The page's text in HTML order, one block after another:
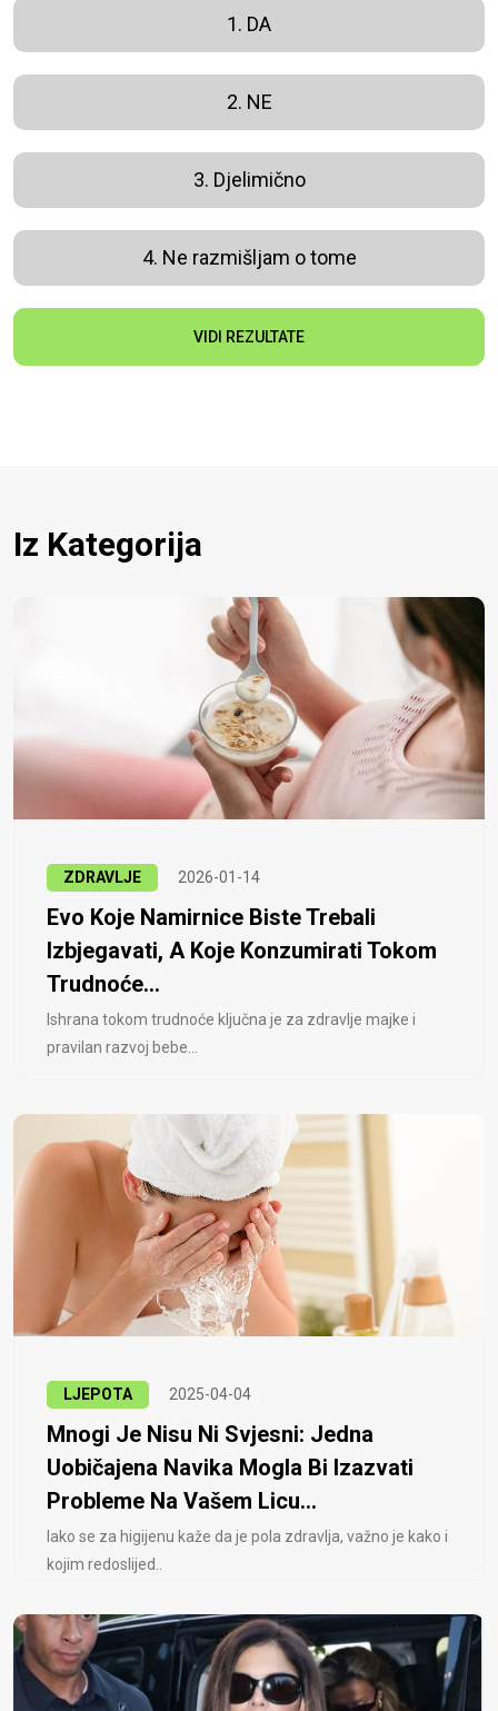
1. DA
2. NE
3. Djelimično
4. Ne razmišljam o tome
VIDI REZULTATE
Iz Kategorija
ZDRAVLJE 2026-01-14
Evo Koje Namirnice Biste Trebali
Izbjegavati, A Koje Konzumirati Tokom
Trudnoće...
Ishrana tokom trudnoće ključna je za zdravlje majke i
pravilan razvoj bebe...
LJEPOTA 2025-04-04
Mnogi Je Nisu Ni Svjesni: Jedna
Uobičajena Navika Mogla Bi Izazvati
Probleme Na Vašem Licu...
Iako se za higijenu kaže da je pola zdravlja, važno je kako i
kojim redoslijed..